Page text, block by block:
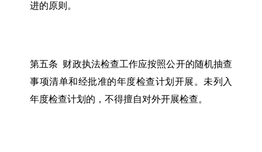
进的原则。
第五条 财政执法检查工作应按照公开的随机抽查
事项清单和经批准的年度检查计划开展。未列入
年度检查计划的，不得擅自对外开展检查。